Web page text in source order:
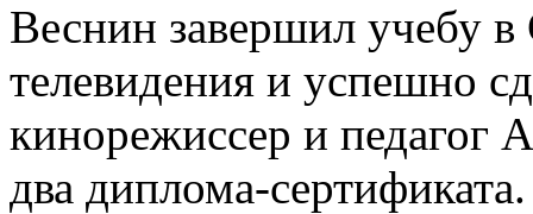
Веснин завершил учебу
телевидения и успешно
кинорежиссер и педагог
два диплома-